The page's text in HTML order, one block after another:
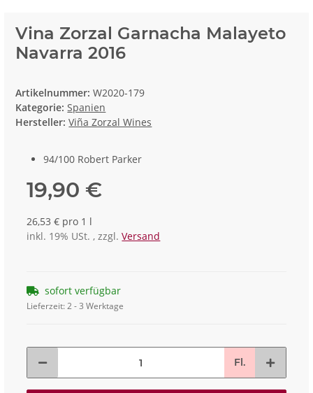
Vina Zorzal Garnacha Malayeto
Navarra 2016
Artikelnummer:W2020-179
Kategorie:Spanien
Hersteller: Viña Zorzal Wines
94/100 Robert Parker
19,90 €
26,53 € pro 1 l
inkl. 19% USt. , zzgl.Versand
sofort verfügbar
Lieferzeit:2 - 3 Werktage
Fl.